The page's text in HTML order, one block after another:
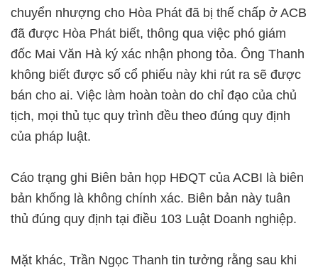
chuyển nhượng cho Hòa Phát đã bị thế chấp ở ACB
đã được Hòa Phát biết, thông qua việc phó giám
đốc Mai Văn Hà ký xác nhận phong tỏa. Ông Thanh
không biết được số cổ phiếu này khi rút ra sẽ được
bán cho ai. Việc làm hoàn toàn do chỉ đạo của chủ
tịch, mọi thủ tục quy trình đều theo đúng quy định
của pháp luật.
Cáo trạng ghi Biên bản họp HĐQT của ACBI là biên
bản khống là không chính xác. Biên bản này tuân
thủ đúng quy định tại điều 103 Luật Doanh nghiệp.
Mặt khác, Trần Ngọc Thanh tin tưởng rằng sau khi